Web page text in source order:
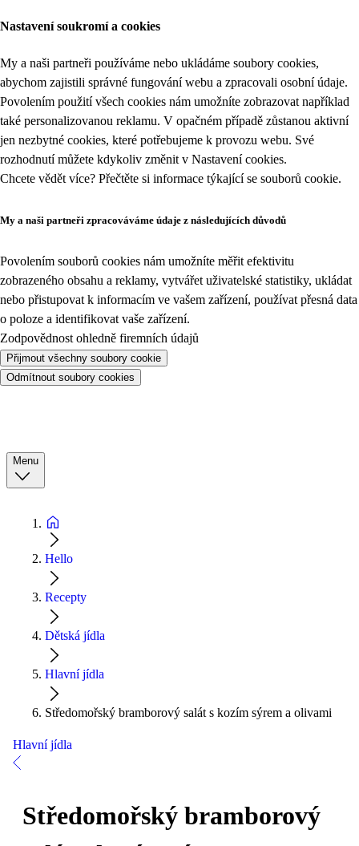
Nastavení soukromí a cookies
My a naši partneři používáme nebo ukládáme soubory cookies,
abychom zajistili správné fungování webu a zpracovali osobní údaje.
Povolením použití všech cookies nám umožníte zobrazovat například
také personalizovanou reklamu. V opačném případě zůstanou aktivní
jen nezbytné cookies, které potřebujeme k provozu webu. Své
rozhodnutí můžete kdykoliv změnit v Nastavení cookies.
Chcete vědět více? Přečtěte si informace týkající se souborů cookie.
My a naši partneři zpracováváme údaje z následujících důvodů
Povolením souborů cookies nám umožníte měřit efektivitu
zobrazeného obsahu a reklamy, vytvářet uživatelské statistiky, ukládat
nebo přistupovat k informacím ve vašem zařízení, používat přesná data
o poloze a identifikovat vaše zařízení.
Zodpovědnost ohledně firemních údajů
Přijmout všechny soubory cookie
Odmítnout soubory cookies
Menu
Hello
Recepty
Dětská jídla
Hlavní jídla
Středomořský bramborový salát s kozím sýrem a olivami
Hlavní jídla
Středomořský bramborový